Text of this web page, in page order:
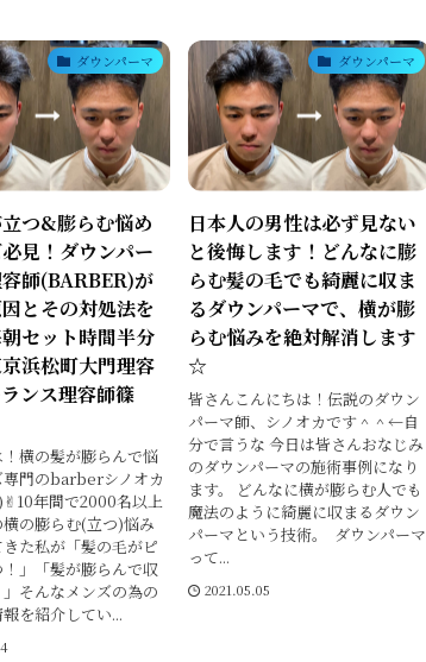
ダウンパーマ
つ&膨らむ悩め
見！ダウンパー
師(BARBER)が
とその対処法を
セット時間半分
浜松町大門理容
ンス理容師篠
横の髪が膨らんで悩
専門のbarberシノオカ
年間で2000名以上
の膨らむ(立つ)悩み
た私が「髪の毛がピ
」「髪が膨らんで収
そんなメンズの為の
を紹介してい...
ダウンパーマ
日本人の男性は必ず見ない
と後悔します！どんなに膨
らむ髪の毛でも綺麗に収ま
るダウンパーマで、横が膨
らむ悩みを絶対解消します
☆
皆さんこんにちは！伝説のダウン
パーマ師、シノオカです＾＾←自
分で言うな 今日は皆さんおなじみ
のダウンパーマの施術事例になり
ます。 どんなに横が膨らむ人でも
魔法のように綺麗に収まるダウン
パーマという技術。 ダウンパーマ
って...
2021.05.05